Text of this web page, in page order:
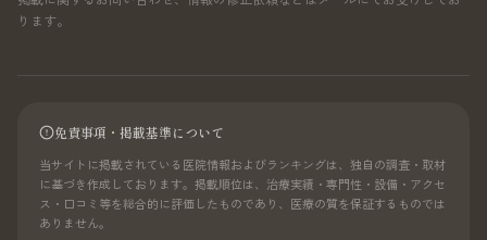
ります。
免責事項・掲載基準について
当サイトに掲載されている医院情報およびランキングは、独自の調査・取材
に基づき作成しております。掲載順位は、治療実績・専門性・設備・アクセ
ス・口コミ等を総合的に評価したものであり、医療の質を保証するものでは
ありません。